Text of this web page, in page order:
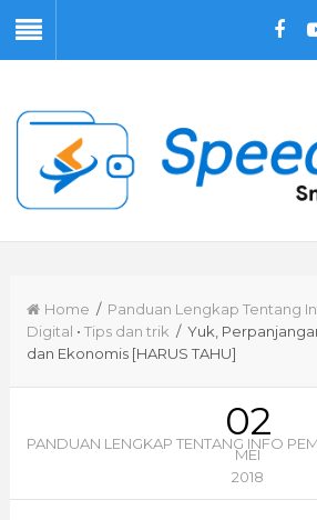
Home / Panduan Lengkap Tentang
Digital • Tips dan trik / Yuk,
dan Ekonomis [HARUS TAHU]
02
MEI
2018
PANDUAN LENGKAP TENTANG INFO